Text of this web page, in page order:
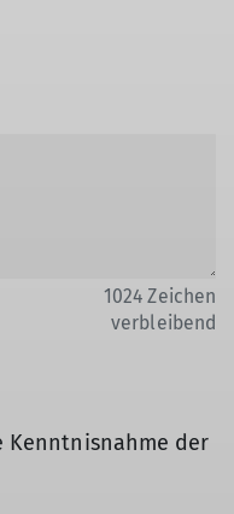
1024 Zeichen
verbleibend
der